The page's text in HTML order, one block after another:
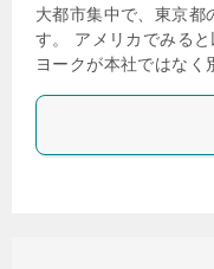
大都市集中で、東京都
す。 アメリカでみる
ヨークが本社ではな